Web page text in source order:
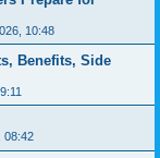
10:48
Benefits, Side
08:42